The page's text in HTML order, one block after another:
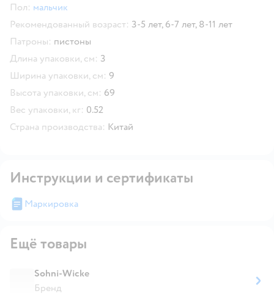
Пол: мальчик
Рекомендованный возраст: 3-5 лет, 6-7 лет, 8-11 лет
Патроны: пистоны
Длина упаковки, см: 3
Ширина упаковки, см: 9
Высота упаковки, см: 69
Вес упаковки, кг: 0.52
Страна производства: Китай
Инструкции и сертификаты
Маркировка
Ещё товары
Sohni-Wicke
Бренд